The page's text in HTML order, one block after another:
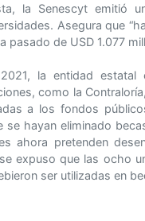
la Senescyt emitió
Asegura que
pasado de USD 1.077
la entidad estatal
como la
a los fondos
se hayan eliminado
ahora pretenden
expuso que las ocho
ser utilizadas en